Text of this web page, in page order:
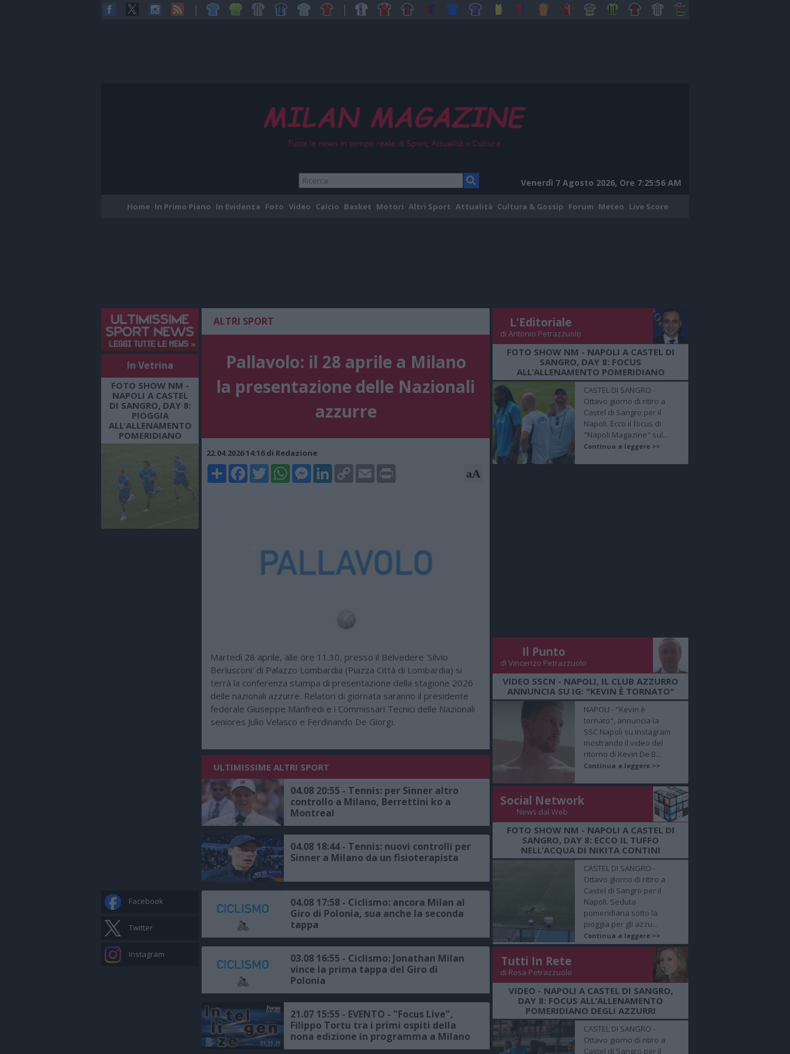
Venerdì 7 Agosto 2026, Ore 7:25:57 AM
Home In Primo Piano In Evidenza Foto Video Calcio Basket Motori Altri Sport Attualità Cultura & Gossip Forum Meteo Live Score
In Vetrina
FOTO SHOW NM -
NAPOLI A CASTEL
DI SANGRO, DAY 8:
PIOGGIA
ALL’ALLENAMENTO
POMERIDIANO
Facebook
Twitter
Instagram
ALTRI SPORT
Pallavolo: il 28 aprile a Milano
la presentazione delle Nazionali
azzurre
22.04.2026 14:16 di Redazione
ShareFacebookTwitterWhatsAppMessenger
LinkedIn
Copy
Link
Email Print aA
Martedì 28 aprile, alle ore 11.30, presso il Belvedere 'Silvio
Berlusconi' di Palazzo Lombardia (Piazza Città di Lombardia) si
terrà la conferenza stampa di presentazione della stagione 2026
delle nazionali azzurre. Relatori di giornata saranno il presidente
federale Giuseppe Manfredi e i Commissari Tecnici delle Nazionali
seniores Julio Velasco e Ferdinando De Giorgi.
ULTIMISSIME ALTRI SPORT
04.08 20:55 - Tennis: per Sinner altro
controllo a Milano, Berrettini ko a
Montreal
04.08 18:44 - Tennis: nuovi controlli per
Sinner a Milano da un fisioterapista
04.08 17:58 - Ciclismo: ancora Milan al
Giro di Polonia, sua anche la seconda
tappa
03.08 16:55 - Ciclismo: Jonathan Milan
vince la prima tappa del Giro di
Polonia
21.07 15:55 - EVENTO - "Focus Live",
Filippo Tortu tra i primi ospiti della
nona edizione in programma a Milano
dal 23 al 25 ottobre
L'Editoriale
di Antonio Petrazzuolo
FOTO SHOW NM - NAPOLI A CASTEL DI
SANGRO, DAY 8: FOCUS
ALL’ALLENAMENTO POMERIDIANO
CASTEL DI SANGRO -
Ottavo giorno di ritiro a
Castel di Sangro per il
Napoli. Ecco il focus di
"Napoli Magazine" sul...
Continua a leggere >>
Il Punto
di Vincenzo Petrazzuolo
VIDEO SSCN - NAPOLI, IL CLUB AZZURRO
ANNUNCIA SU IG: "KEVIN È TORNATO"
NAPOLI - "Kevin è
tornato", annuncia la
SSC Napoli su Instagram
mostrando il video del
ritorno di Kevin De B...
Continua a leggere >>
Social Network
News dal Web
FOTO SHOW NM - NAPOLI A CASTEL DI
SANGRO, DAY 8: ECCO IL TUFFO
NELL’ACQUA DI NIKITA CONTINI
CASTEL DI SANGRO -
Ottavo giorno di ritiro a
Castel di Sangro per il
Napoli. Seduta
pomeridiana sotto la
pioggia per gli azzu...
Continua a leggere >>
Tutti In Rete
di Rosa Petrazzuolo
VIDEO - NAPOLI A CASTEL DI SANGRO,
DAY 8: FOCUS ALL’ALLENAMENTO
POMERIDIANO DEGLI AZZURRI
CASTEL DI SANGRO -
Ottavo giorno di ritiro a
Castel di Sangro per il